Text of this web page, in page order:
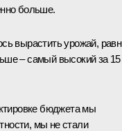
больше.
вырастить урожай,
– самый высокий за 15
бюджета мы
мы не стали